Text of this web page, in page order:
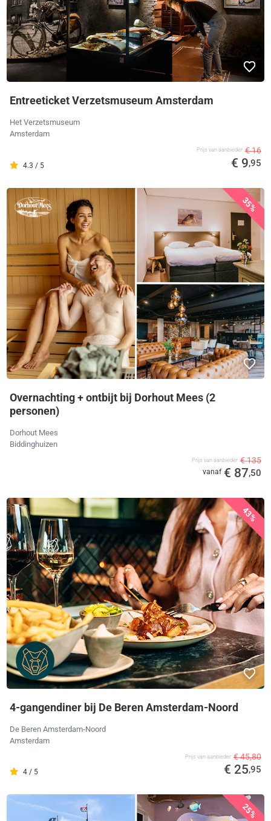
Entreeticket Verzetsmuseum Amsterdam
Het Verzetsmuseum
Amsterdam
4.3 / 5
Prijs van aanbieder € 16
€ 9,95
35%
Overnachting + ontbijt bij Dorhout Mees (2
personen)
Dorhout Mees
Biddinghuizen
Prijs van aanbieder € 135
vanaf € 87,50
43%
4-gangendiner bij De Beren Amsterdam-Noord
De Beren Amsterdam-Noord
Amsterdam
4 / 5
Prijs van aanbieder € 45,80
€ 25,95
25%